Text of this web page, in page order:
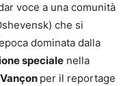
voce a una comunità
che si
dominata dalla
speciale nella
per il reportage